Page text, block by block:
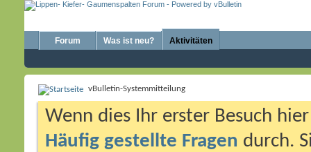
Forum Was ist neu? Aktivitäten
vBulletin-Systemmitteilung
Wenn dies Ihr erster Besuch
Häufig gestellte Fragen durch.